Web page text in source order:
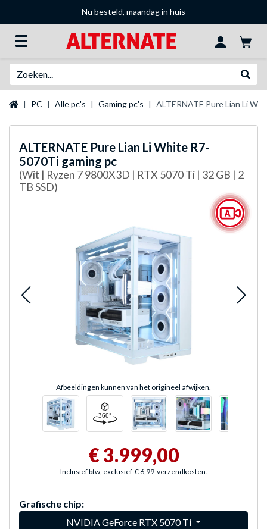
Nu besteld, maandag in huis
Startpagina
PC Alle pc's Gaming pc's ALTERNATE Pure Lian Li
ALTERNATE Pure Lian Li White R7-
5070Ti gaming pc
(Wit | Ryzen 7 9800X3D | RTX 5070 Ti | 32 GB | 2
TB SSD)
Afbeeldingen kunnen van het origineel afwijken.
€ 3.999,00
Inclusief btw, exclusief € 6,99 verzendkosten.
Grafische chip:
NVIDIA GeForce RTX 5070 Ti